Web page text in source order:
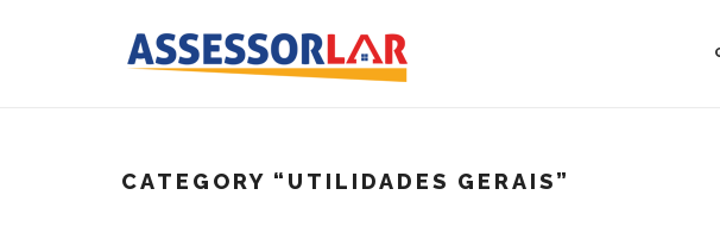
CATEGORY “UTILIDADES GERAIS”